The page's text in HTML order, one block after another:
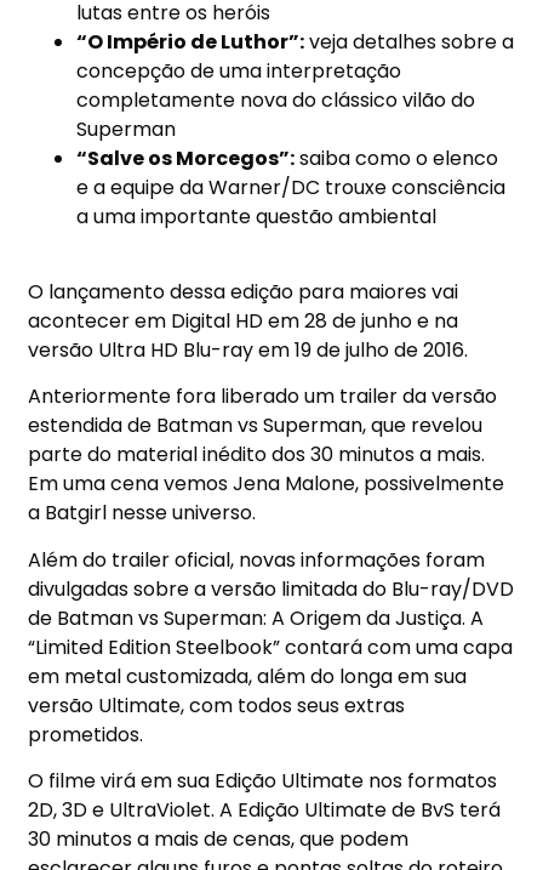
lutas entre os heróis
“O Império de Luthor”:veja detalhes sobre a
concepção de uma interpretação
completamente nova do clássico vilão do
Superman
“Salve os Morcegos”:saiba como o elenco
e a equipe da Warner/DC trouxe consciência
a uma importante questão ambiental
O lançamento dessa edição para maiores vai
acontecer em Digital HD em 28 de junho e na
versão Ultra HD Blu-ray em 19 de julho de 2016.
Anteriormente fora liberado um trailer da versão
estendida de Batman vs Superman, que revelou
parte do material inédito dos 30 minutos a mais.
Em uma cena vemos Jena Malone, possivelmente
a Batgirl nesse universo.
Além do trailer oficial, novas informações foram
divulgadas sobre a versão limitada do Blu-ray/DVD
de Batman vs Superman: A Origem da Justiça. A
“Limited Edition Steelbook” contará com uma capa
em metal customizada, além do longa em sua
versão Ultimate, com todos seus extras
prometidos.
O filme virá em sua Edição Ultimate nos formatos
2D, 3D e UltraViolet. A Edição Ultimate de BvS terá
30 minutos a mais de cenas, que podem